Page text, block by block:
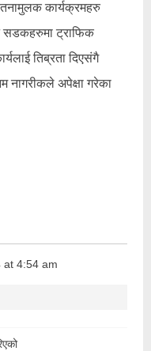
कार्यक्रमहरु
सडकहरुमा ट्राफिक
तिब्रता दिएसंगै
नागरीकले अपेक्षा गरेका
at 4:54 am